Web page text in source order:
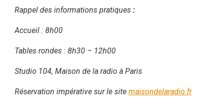
Rappel des informations pratiques :
Accueil : 8h00
Tables rondes : 8h30 – 12h00
Studio 104, Maison de la radio à Paris
Réservation impérative sur le site maisondelaradio.fr